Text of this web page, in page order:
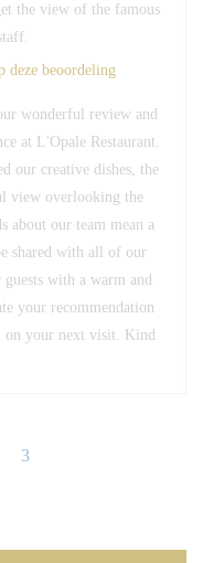
the view of the famous
deze beoordeling
wonderful review and
at L'Opale Restaurant.
our creative dishes, the
view overlooking the
about our team mean a
shared with all of our
with a warm and
your recommendation
on your next visit. Kind
3